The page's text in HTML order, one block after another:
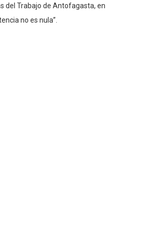
del Trabajo de Antofagasta, en
no es nula”.